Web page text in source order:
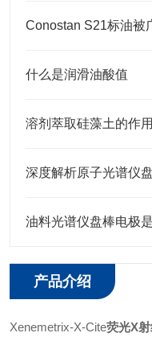
Conostan S21标油被
什么是润滑油酸值
溶剂萃取硅藻土的作
深度解析原子光谱仪
产品介绍
Xenemetrix-X-Cite荧光X